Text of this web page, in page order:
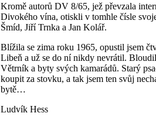
Kromě autorů DV 8/65, jež převzala
Divokého vína, otiskli v tomhle čísle
Šmíd, Jiří Trnka a Jan Kolář.
Blížila se zima roku 1965, opustil jsem
Libeň a už se do ní nikdy nevrátil.
Větrník a byty svých kamarádů. Starý
koupit za stovku, a tak jsem ten svůj
bytě…
Ludvík Hess